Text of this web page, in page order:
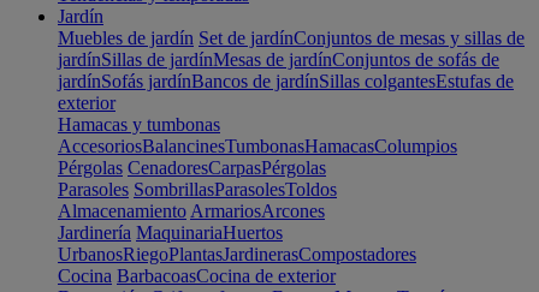
Jardín
Muebles de jardín Set de jardínConjuntos de mesas y sillas de
jardínSillas de jardínMesas de jardínConjuntos de sofás de
jardínSofás jardínBancos de jardínSillas colgantesEstufas de
exterior
Hamacas y tumbonas
AccesoriosBalancinesTumbonasHamacasColumpios
Pérgolas CenadoresCarpasPérgolas
Parasoles SombrillasParasolesToldos
Almacenamiento ArmariosArcones
Jardinería MaquinariaHuertos
UrbanosRiegoPlantasJardinerasCompostadores
Cocina BarbacoasCocina de exterior